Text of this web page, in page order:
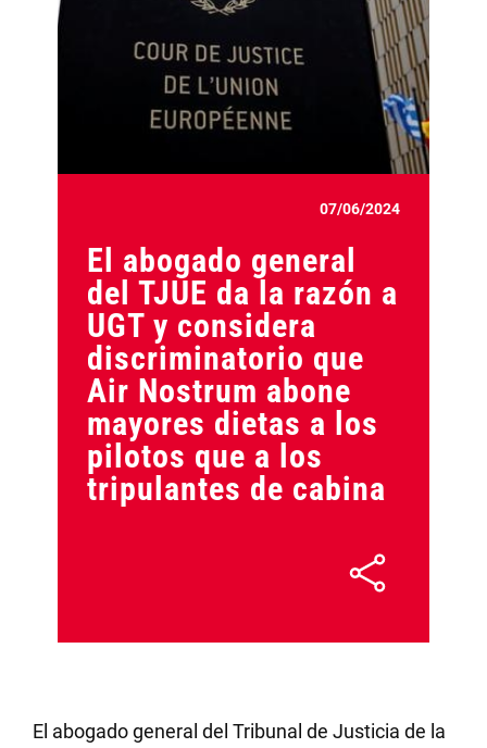
07/06/2024
El abogado general
del TJUE da la razón a
UGT y considera
discriminatorio que
Air Nostrum abone
mayores dietas a los
pilotos que a los
tripulantes de cabina
El abogado general del Tribunal de Justicia de la